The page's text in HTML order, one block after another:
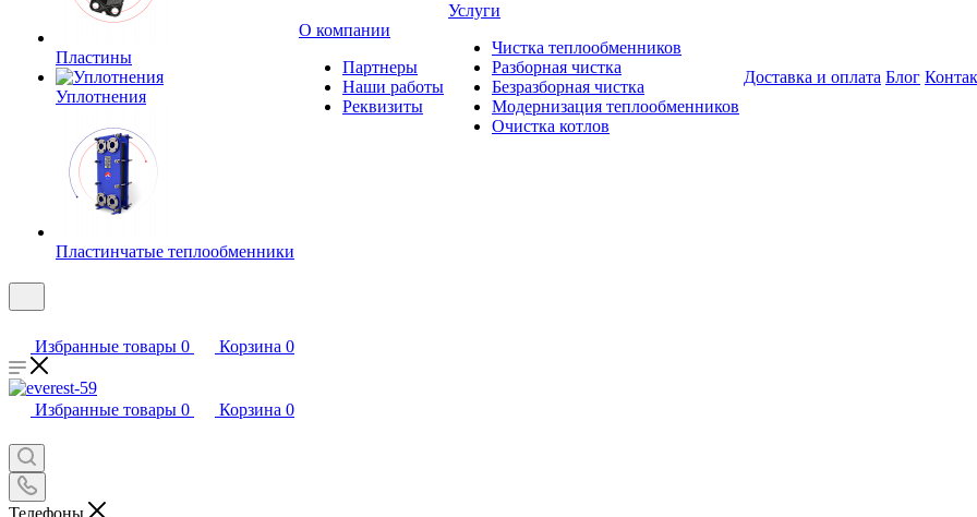
Пластины
Уплотнения
Пластинчатые теплообменники
О компании
Партнеры
Наши работы
Реквизиты
Услуги
Чистка теплообменников
Разборная чистка
Безразборная чистка
Модернизация теплообменников
Очистка котлов
Доставка и оплата Блог
Избранные товары 0 Корзина 0
Избранные товары 0 Корзина 0
Телефоны